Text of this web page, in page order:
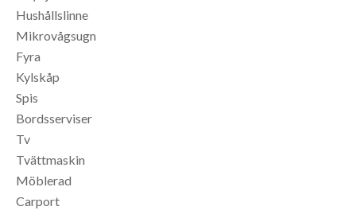
Hushållslinne
Mikrovågsugn
Fyra
Kylskåp
Spis
Bordsserviser
Tv
Tvättmaskin
Möblerad
Carport